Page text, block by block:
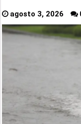
agosto 3, 2026